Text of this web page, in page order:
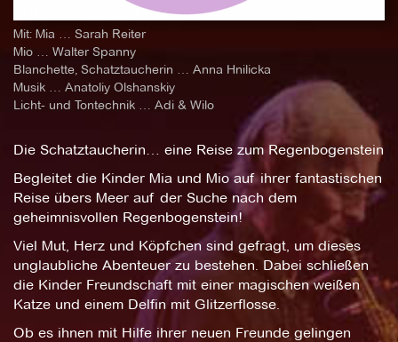
Mit: Mia … Sarah Reiter
Mio … Walter Spanny
Blanchette, Schatztaucherin … Anna Hnilicka
Musik … Anatoliy Olshanskiy
Licht- und Tontechnik … Adi & Wilo
Die Schatztaucherin… eine Reise zum Regenbogenstein
Begleitet die Kinder Mia und Mio auf ihrer fantastischen
Reise übers Meer auf der Suche nach dem
geheimnisvollen Regenbogenstein!
Viel Mut, Herz und Köpfchen sind gefragt, um dieses
unglaubliche Abenteuer zu bestehen. Dabei schließen
die Kinder Freundschaft mit einer magischen weißen
Katze und einem Delfin mit Glitzerflosse.
Ob es ihnen mit Hilfe ihrer neuen Freunde gelingen